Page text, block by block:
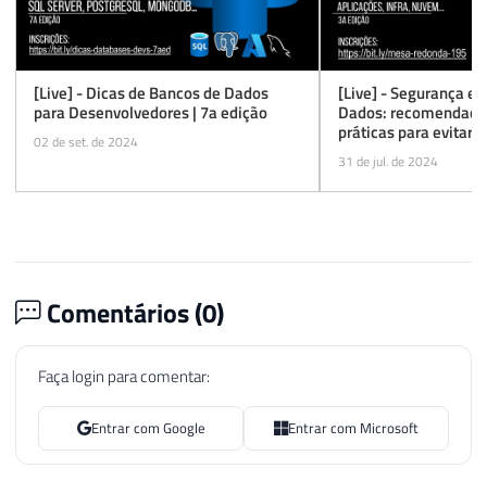
[Live] - Dicas de Bancos de Dados
para Desenvolvedores | 7a edição
02 de set. de 2024
[Live] - Segurança
Dados:
práticas para evitar
ataques
31 de jul. de 2024
Comentários (0)
Faça login para comentar:
Entrar com Google Entrar com Microsoft